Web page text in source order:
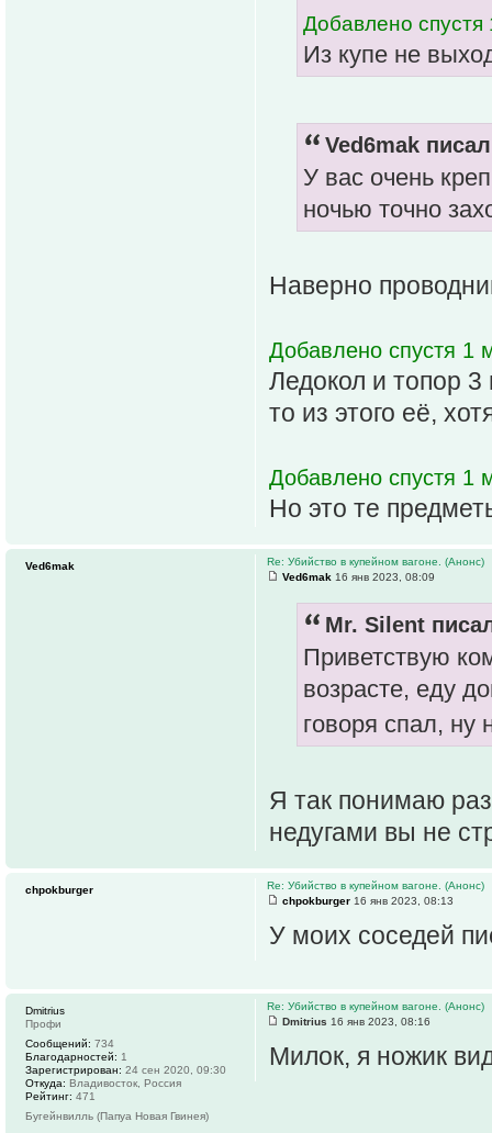
Добавлено спустя
Из купе не
Ved6mak
У вас очень
ночью точно
Наверно
Добавлено спустя 1
Ледокол и топор
то из этого её,
Добавлено спустя 1
Но это те
Re: Убийство в купейном вагоне. (Анонс)
Ved6mak 16 янв 2023, 08:09
Mr. Silent
Приветствую
возрасте, еду
говоря спал, ну
Я так понимаю
недугами вы не
Ved6mak
Re: Убийство в купейном вагоне. (Анонс)
chpokburger 16 янв 2023, 08:13
У моих соседей
chpokburger
Re: Убийство в купейном вагоне. (Анонс)
Dmitrius 16 янв 2023, 08:16
Милок, я ножик
Dmitrius
Профи
Сообщений: 734
Благодарностей: 1
Зарегистрирован: 24 сен 2020, 09:30
Откуда: Владивосток, Россия
Рейтинг: 471
Бугейнвилль (Папуа Новая Гвинея)